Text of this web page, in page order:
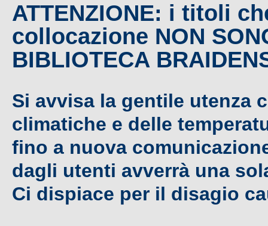
ATTENZIONE: i titoli
collocazione NON
BIBLIOTECA
Si avvisa la gentile utenza
climatiche e delle
fino a nuova
dagli utenti avverrà una
Ci dispiace per il disagio